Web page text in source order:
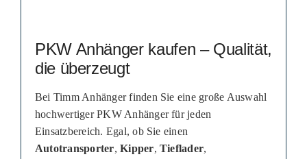
PKW Anhänger kaufen – Qualität,
die überzeugt
Bei Timm Anhänger finden Sie eine große Auswahl
hochwertiger PKW Anhänger für jeden
Einsatzbereich. Egal, ob Sie einen
Autotransporter,Kipper,Tieflader,